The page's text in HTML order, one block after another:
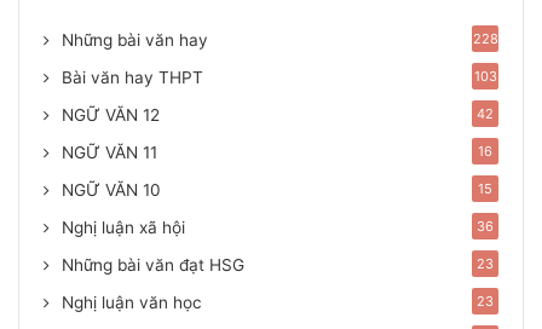
Những bài văn hay 228
Bài văn hay THPT 103
NGỮ VĂN 12 42
NGỮ VĂN 11 16
NGỮ VĂN 10 15
Nghị luận xã hội 36
Những bài văn đạt HSG 23
Nghị luận văn học 23